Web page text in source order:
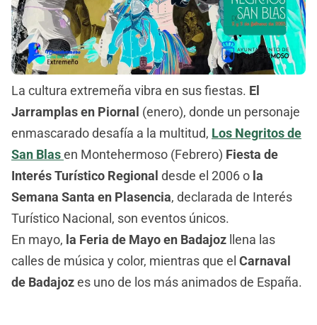
La cultura extremeña vibra en sus fiestas. El
Jarramplas en Piornal (enero), donde un personaje
enmascarado desafía a la multitud, Los Negritos de
San Blasen Montehermoso (Febrero) Fiesta de
Interés Turístico Regional desde el 2006 o la
Semana Santa en Plasencia, declarada de Interés
Turístico Nacional, son eventos únicos.
En mayo, la Feria de Mayo en Badajoz llena las
calles de música y color, mientras que el Carnaval
de Badajozes uno de los más animados de España.